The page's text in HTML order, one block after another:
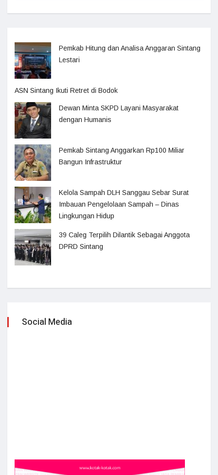
Pemkab Hitung dan Analisa Anggaran Sintang
Lestari
ASN Sintang Ikuti Retret di Bodok
Dewan Minta SKPD Layani Masyarakat
dengan Humanis
Pemkab Sintang Anggarkan Rp100 Miliar
Bangun Infrastruktur
Kelola Sampah DLH Sanggau Sebar Surat
Imbauan Pengelolaan Sampah – Dinas
Lingkungan Hidup
39 Caleg Terpilih Dilantik Sebagai Anggota
DPRD Sintang
Social Media